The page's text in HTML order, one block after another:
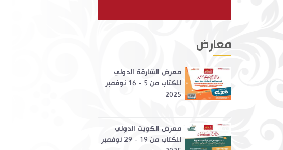
معارض
معرض الشارقة الدولي
للكتاب من 5 - 16 نوفمبر
2025
معرض الكويت الدولي
للكتاب من 19 - 29 نوفمبر